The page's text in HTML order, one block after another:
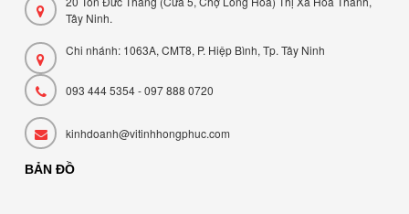
Tây Ninh.
Chi nhánh: 1063A, CMT8, P. Hiệp Bình, Tp. Tây Ninh
093 444 5354 - 097 888 0720
kinhdoanh@vitinhhongphuc.com
BẢN ĐỒ